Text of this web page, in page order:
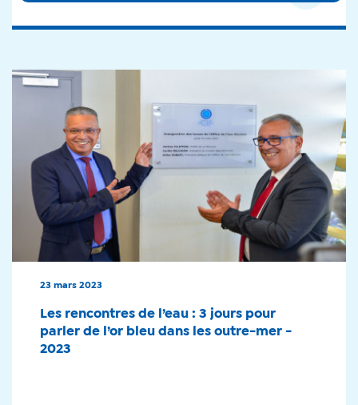
23 mars 2023
Les rencontres de l’eau : 3 jours pour
parler de l’or bleu dans les outre-mer -
2023